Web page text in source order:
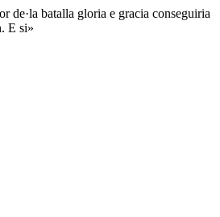
de·la batalla gloria e gracia conseguiria
E si»